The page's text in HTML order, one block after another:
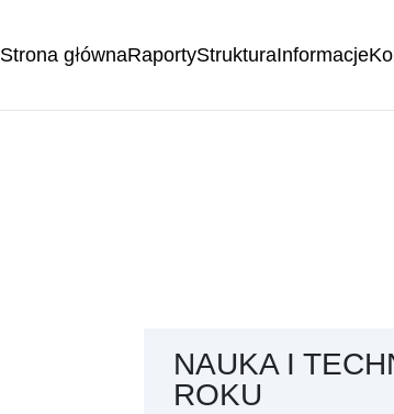
Strona głównaRaportyStrukturaInformacje
NAUKA I
ROKU